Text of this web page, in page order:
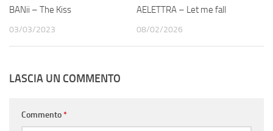
BANii – The Kiss
03/03/2023
AELETTRA – Let me fall
08/02/2026
LASCIA UN COMMENTO
Commento*